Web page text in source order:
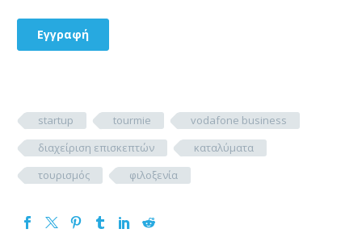
startup tourmie
vodafone business
διαχείριση επισκεπτών
καταλύματα
τουρισμός
φιλοξενία